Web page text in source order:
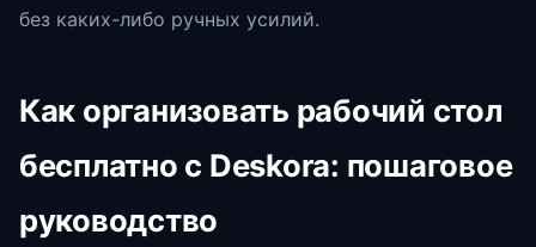
без каких-либо ручных усилий.
Как организовать рабочий стол
бесплатно с Deskora: пошаговое
руководство